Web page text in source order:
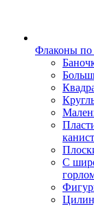
Флаконы по
С